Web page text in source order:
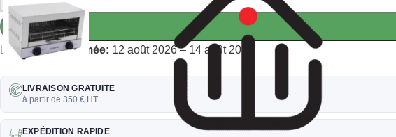
Livraison estimée: 12 août 2026 – 14 août 2026
LIVRAISON GRATUITE
à partir de 350 € HT
EXPÉDITION RAPIDE